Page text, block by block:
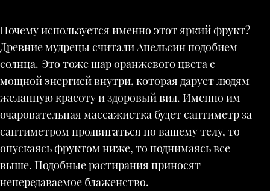
Почему используется именно этот яркий фрукт?
Древние мудрецы считали Апельсин подобием
солнца. Это тоже шар оранжевого цвета с
мощной энергией внутри, которая дарует людям
желанную красоту и здоровый вид. Именно им
очаровательная массажистка будет сантиметр за
сантиметром продвигаться по вашему телу, то
опускаясь фруктом ниже, то поднимаясь все
выше. Подобные растирания приносят
непередаваемое блаженство.